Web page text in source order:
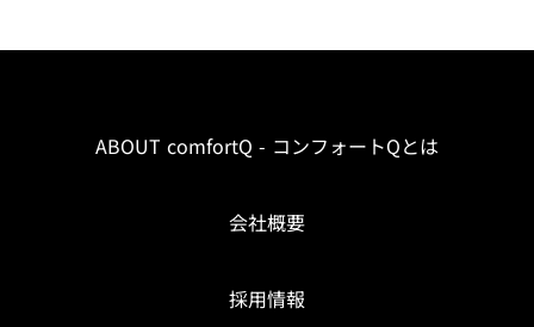
ABOUT comfortQ - コンフォートQとは
会社概要
採用情報